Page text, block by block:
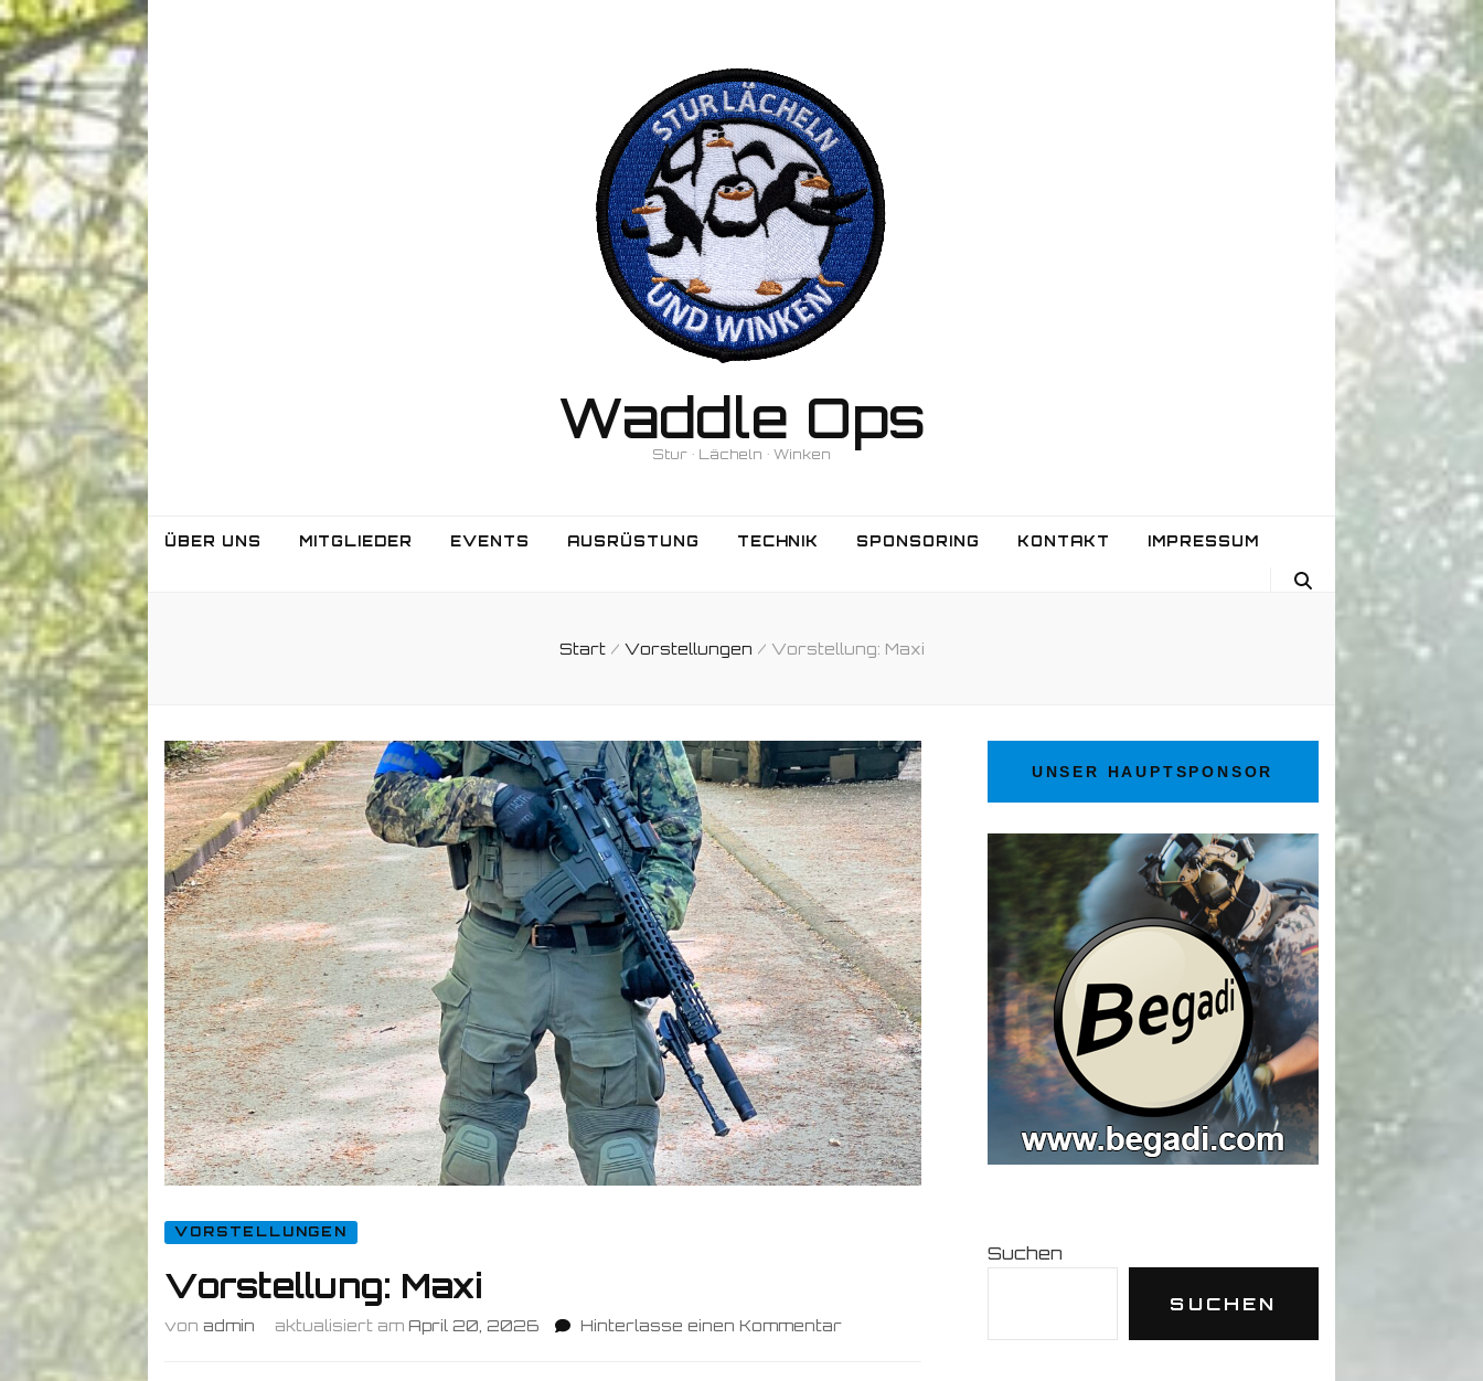
Waddle Ops
Stur • Lächeln • Winken
ÜBER UNS MITGLIEDER EVENTS AUSRÜSTUNG TECHNIK SPONSORING KONTAKT IMPRESSUM
Start / Vorstellungen / Vorstellung: Maxi
VORSTELLUNGEN
Vorstellung: Maxi
vonadmin aktualisiert amApril 20, 2026 Hinterlasse einen Kommentarzu
UNSER HAUPTSPONSOR
Suchen
SUCHEN